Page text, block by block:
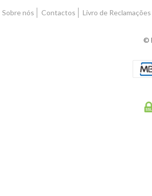
Sobre nós Contactos Livro de Reclamações
©